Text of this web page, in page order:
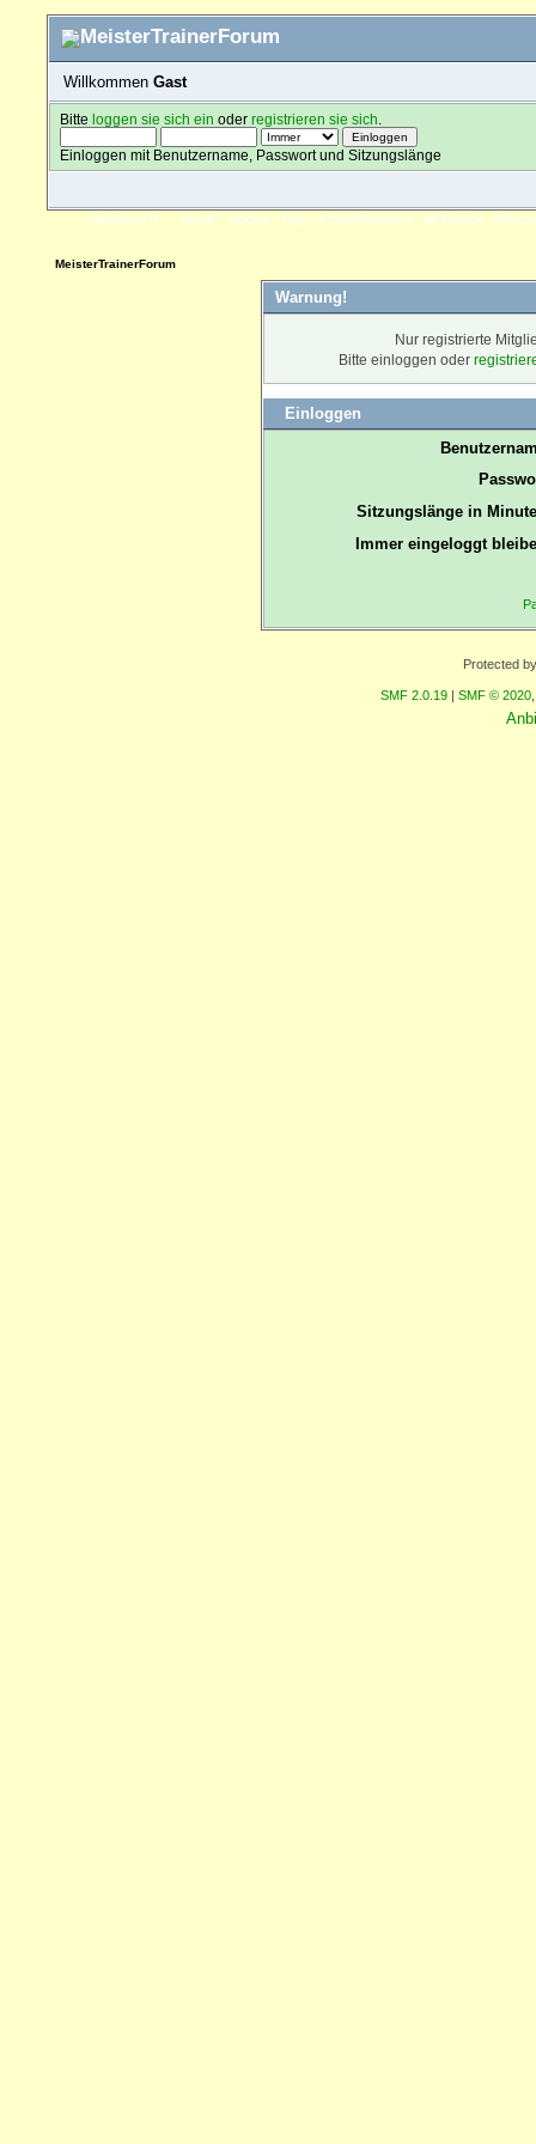
Willkommen Gast
Bitteloggen sie sich ein oderregistrieren sie sich
Einloggen mit Benutzername, Passwort und Sitzungslänge
ÜBERSICHT HILFE SUCHE FAQ FORENREGELN SPENDEN
MeisterTrainerForum
Warnung!
Nur registrierte
Bitte einloggen oder
Einloggen
Sitzungslänge in
Immer eingeloggt
Protected
SMF 2.0.19 | SMF © 2020